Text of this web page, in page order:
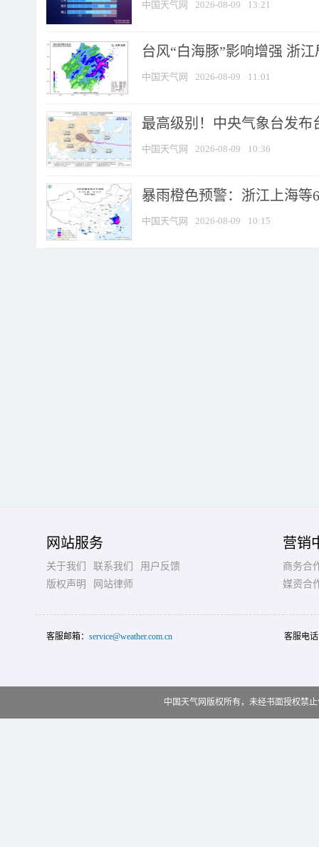
中国天气网 2026-08-09 13:21
台风“白海豚”影响增强 浙
中国天气网 2026-08-09 11:01
最高级别！中央气象台发布
中国天气网 2026-08-09 10:36
暴雨橙色预警：浙江上海等
中国天气网 2026-08-09 10:15
网站服务
关于我们 联系我们
用户反馈
版权声明
网站律师
营销
商务合
媒资合
客服邮箱： service@weather.com.cn 客服电
中国天气网版权所有，未经书面授权